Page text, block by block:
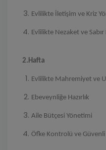
Evlilikte İletişim ve Kriz
Evlilikte Nezaket ve
2.Hafta
Evlilikte Mahremiyet ve
Ebeveynliğe Hazırlık
Aile Bütçesi Yönetimi
Öfke Kontrolü ve Güvenli